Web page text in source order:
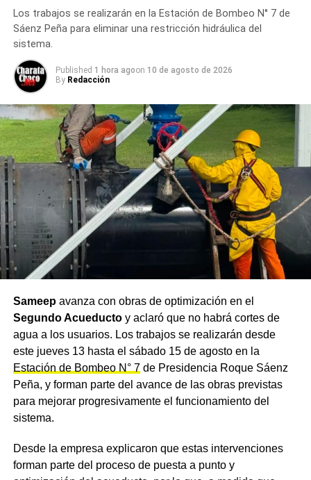
Desde Sáenz Peña:Charata $1.900 — General Pinedo
$2.250 — Chorotis $3.000
La tabla completa de tarifas cubre todos los tramos entre
las 15 estaciones del recorrido, con valores que van
para el recorrido completo entre Sáenz Peña y Chorotis.
Para comprar pasajes y consultar disponibilidad, el
servicio opera a través de la plataforma oficial deTrenes
Argentinos enargentina.gob.ar/trenes.
Más información en la páginaTren Sáenz Peña –
Chorotis
TEMAS RELACIONADOS
GENERAL PINEDO
HORARIOS TREN CHACO
TREN CHACO
TREN SÁENZ PEÑA CHARATA
TREN SÁENZ PEÑA CHOROTIS
TRENES ARGENTINOS REGIONALES
ACTUALIDAD
El pronóstico del tiempo en el Chaco para la
semana de Semana Santa: calor intenso con
máximas de hasta 37°C y sin lluvias previstas
hasta el sábado
El cierre de SEFECHA no afecta el tren de
pasajeros del interior chaqueño: el servicio
depende de Trenes Argentinos desde 2010 y
Los trabajos se realizarán en la Estación de Bombeo N° 7 de
Sáenz Peña para eliminar una restricción hidráulica del
sistema.
Published 1 hora agoon 10 de agosto de 2026
By Redacción
Sameepavanza con obras de optimización en el
Segundo Acueductoy aclaró que no habrá cortes de
agua a los usuarios. Los trabajos se realizarán desde
este jueves 13 hasta el sábado 15 de agosto en la
Estación de Bombeo N° 7de Presidencia Roque Sáenz
Peña, y forman parte del avance de las obras previstas
para mejorar progresivamente el funcionamiento del
sistema.
Desde la empresa explicaron que estas intervenciones
forman parte del proceso de puesta a punto y